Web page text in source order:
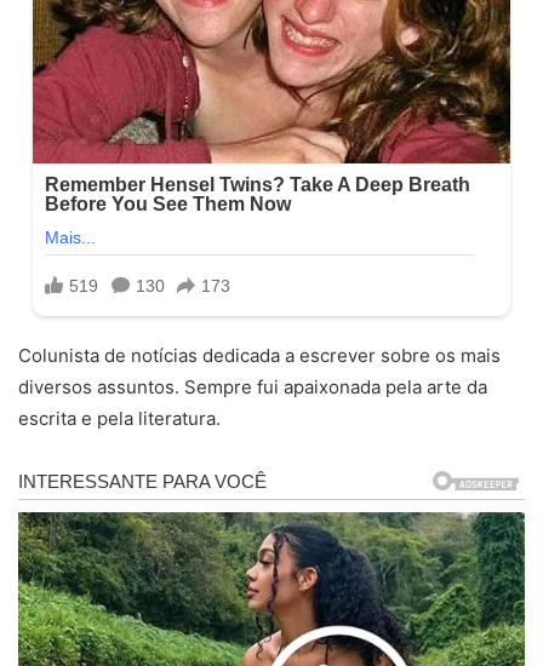
Colunista de notícias dedicada a escrever sobre os mais
diversos assuntos. Sempre fui apaixonada pela arte da
escrita e pela literatura.